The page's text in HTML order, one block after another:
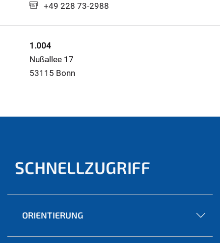
+49 228 73-2988
1.004
Nußallee 17
53115 Bonn
SCHNELLZUGRIFF
ORIENTIERUNG